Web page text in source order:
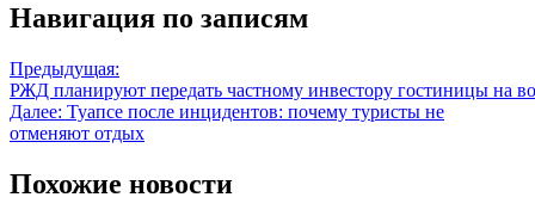
Навигация по записям
Предыдущая:
РЖД планируют передать частному инвестору гостиницы на
Далее: Туапсе после инцидентов: почему туристы не
отменяют отдых
Похожие новости